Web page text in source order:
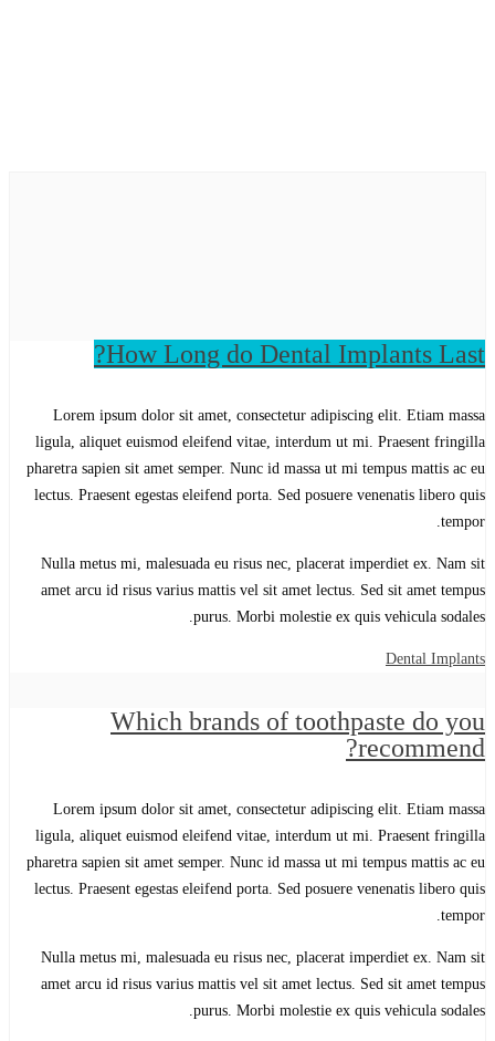
How Long do Dental Implants Last?
Lorem ipsum dolor sit amet, consectetur adipiscing elit. Etiam massa
ligula, aliquet euismod eleifend vitae, interdum ut mi. Praesent fringilla
pharetra sapien sit amet semper. Nunc id massa ut mi tempus mattis ac eu
lectus. Praesent egestas eleifend porta. Sed posuere venenatis libero quis
tempor.
Nulla metus mi, malesuada eu risus nec, placerat imperdiet ex. Nam sit
amet arcu id risus varius mattis vel sit amet lectus. Sed sit amet tempus
purus. Morbi molestie ex quis vehicula sodales.
Dental Implants
Which brands of toothpaste do you
recommend?
Lorem ipsum dolor sit amet, consectetur adipiscing elit. Etiam massa
ligula, aliquet euismod eleifend vitae, interdum ut mi. Praesent fringilla
pharetra sapien sit amet semper. Nunc id massa ut mi tempus mattis ac eu
lectus. Praesent egestas eleifend porta. Sed posuere venenatis libero quis
tempor.
Nulla metus mi, malesuada eu risus nec, placerat imperdiet ex. Nam sit
amet arcu id risus varius mattis vel sit amet lectus. Sed sit amet tempus
purus. Morbi molestie ex quis vehicula sodales.